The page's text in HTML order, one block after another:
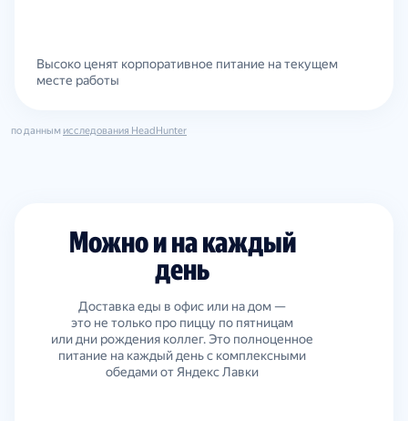
Высоко ценят корпоративное питание на текущем
месте работы
по данным исследования HeadHunter
Можно и на каждый
день
Доставка еды в офис или на дом —
это не только про пиццу по пятницам
или дни рождения коллег. Это полноценное
питание на каждый день с комплексными
обедами от Яндекс Лавки